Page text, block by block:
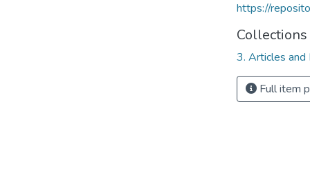
https://
Collections
3. Articles and
Full item